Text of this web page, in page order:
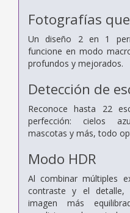
Fotografías
Un diseño 2 en 1
funcione en modo
profundos y mejorados.
Detección de
Reconoce hasta 22
perfección: cielos
mascotas y más, todo
Modo HDR
Al combinar múltiples
contraste y el
imagen más